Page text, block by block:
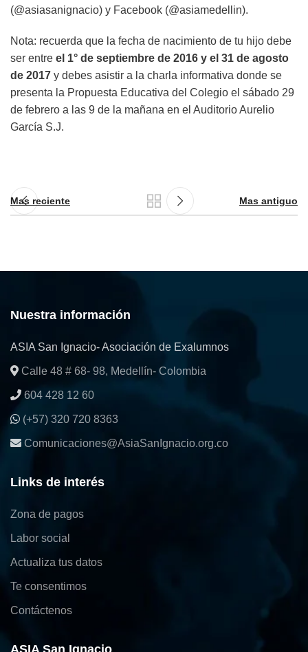
(@asiasanignacio) y Facebook (@asiamedellin).
Nota: recuerda que la fecha de nacimiento de tu hijo debe
ser entre el 1° de septiembre de 2016 y el 31 de agosto
de 2017 y debes asistir a la charla informativa donde se
presenta la Propuesta Educativa del Colegio el sábado 29
de febrero a las 9 de la mañana en el Auditorio Aurelio
García S.J.
Mas reciente Mas antiguo
Nuestra información
ASIA San Ignacio- Asociación de Exalumnos
Calle 48 # 68- 98, Medellín- Colombia
604 428 12 60
(+57) 320 720 8363
Comunicaciones@AsiaSanIgnacio.org.co
Links de interés
Zona de pagos
Labor social
Actualiza tus datos
Te consentimos
Contáctenos